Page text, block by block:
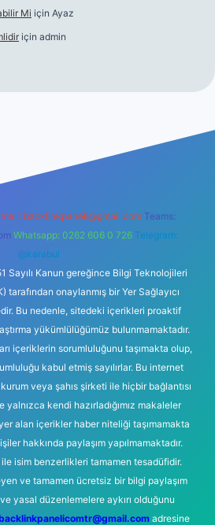
Mi için Ayaz
için admin
backlinkpaneli@gmail.com Teams:
Whatsapp: 0262 606 0 726 Telegram:
@karabul
Sayılı Kanun gereğince Bilgi Teknolojileri
tarafından onaylanmış bir Yer Sağlayıcı
Bu nedenle, sitedeki içerikleri proaktif
yükümlülüğümüz bulunmamaktadır.
içeriklerin sorumluluğunu taşımakta olup,
kabul etmiş sayılırlar. Bu internet
veya şahıs şirketi ile hiçbir bağlantısı
yalnızca kendi hazırladığımız makaleler
alan içerikler haber niteliği taşımamakta
hakkında paylaşım yapılmamaktadır.
isim benzerlikleri tamamen tesadüfidir.
ve tamamen ücretsiz bir bilgi paylaşım
yasal düzenlemelere aykırı olduğunu
adresine